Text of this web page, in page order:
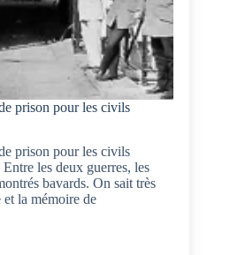
prison pour les civils
prison pour les civils
les deux guerres, les
bavards. On sait très
et la mémoire de